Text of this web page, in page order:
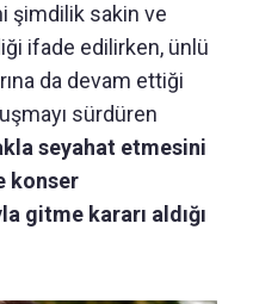
şimdilik sakin ve
ifade edilirken, ünlü
da devam ettiği
sürdüren
seyahat etmesini
konser
gitme kararı aldığı